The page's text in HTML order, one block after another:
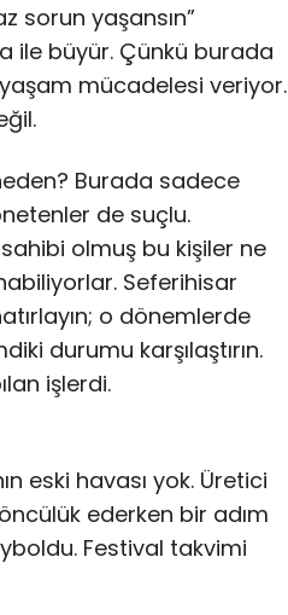
sorun yaşansın”
ile büyür. Çünkü burada
mücadelesi veriyor.
Burada sadece
de suçlu.
olmuş bu kişiler ne
Seferihisar
o dönemlerde
durumu karşılaştırın.
işlerdi.
eski havası yok. Üretici
ederken bir adım
Festival takvimi